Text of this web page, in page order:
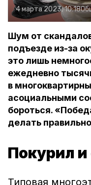
4 марта 2023, 10:18
Шум от
подъезде из-за
это лишь
ежедневно
в
асоциальными
бороться.
делать
Покурил
Типовая